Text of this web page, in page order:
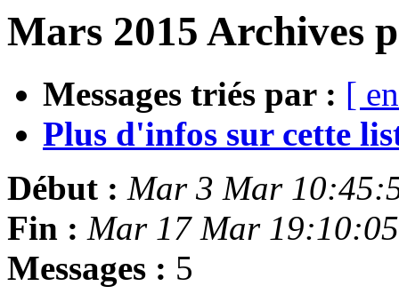
Mars 2015 Archives
Messages triés par : [
Plus d'infos sur cette
Début : Mar 3 Mar
Fin : Mar 17 Mar
Messages : 5